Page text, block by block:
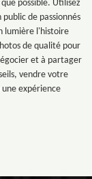
possible. Utilisez
de passionnés
lumière l'histoire
de qualité pour
et à partager
vendre votre
expérience